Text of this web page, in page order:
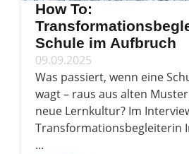
How To:
Schule im Aufbruch
09.09.2025
Was passiert, wenn eine
wagt – raus aus alten
neue Lernkultur? Im
Transformationsbegleiterin
...